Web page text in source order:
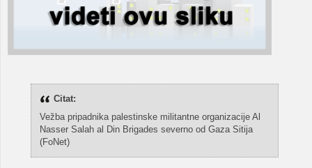
Citat:
Vežba pripadnika palestinske militantne organizacije Al
Nasser Salah al Din Brigades severno od Gaza Sitija
(FoNet)